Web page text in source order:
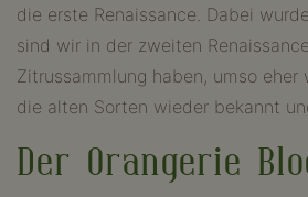
die erste Renaissance. Dabei
sind wir in der zweiten
Zitrussammlung haben, umso
die alten Sorten wieder bekannt
Der Orangerie